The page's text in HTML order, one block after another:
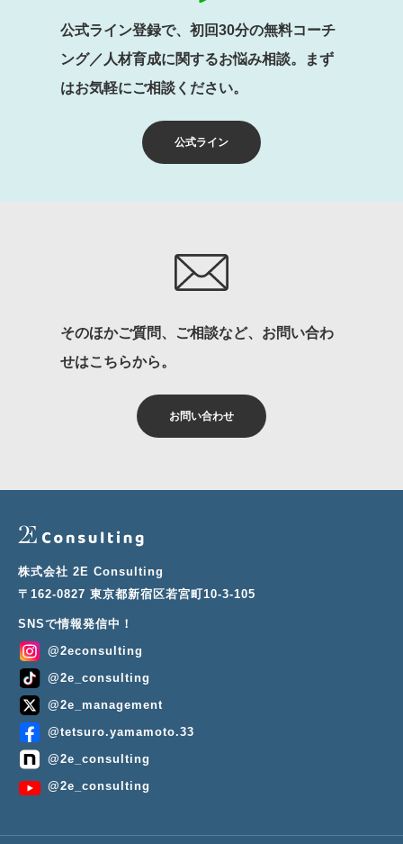
公式ライン
公式ライン登録で、初回30分の無料コーチ
ング／人材育成に関するお悩み相談。まず
はお気軽にご相談ください。
お問い合わせ
そのほかご質問、ご相談など、お問い合わ
せはこちらから。
株式会社 2E Consulting
〒162-0827 東京都新宿区若宮町10-3-105